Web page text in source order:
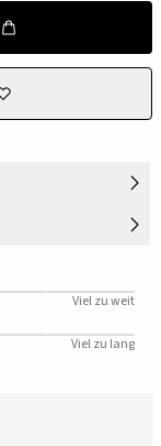
Viel zu weit
Viel zu lang